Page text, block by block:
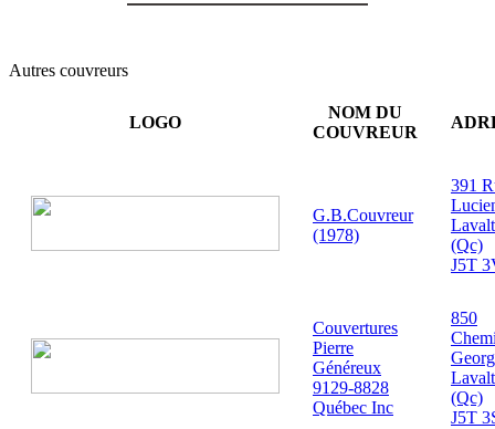
Autres couvreurs
LOGO
NOM DU
COUVREUR
G.B.Couvreur
(1978)
391
(Qc)
J5T
Couvertures
Pierre
Généreux
9129-8828
Québec Inc
850
(Qc)
J5T